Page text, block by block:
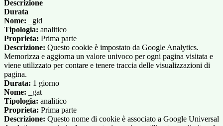
Descrizione
Durata
Nome: _gid
Tipologia: analitico
Proprieta: Prima parte
Descrizione: Questo cookie è impostato da Google Analytics.
Memorizza e aggiorna un valore univoco per ogni pagina visitata e
viene utilizzato per contare e tenere traccia delle visualizzazioni di
pagina.
Durata: 1 giorno
Nome: _gat
Tipologia: analitico
Proprieta: Prima parte
Descrizione: Questo nome di cookie è associato a Google Universal